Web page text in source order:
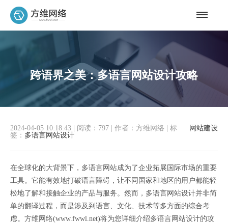
跨语界之美：多语言网站设计攻略
网站建设
2024-04-05 10:18:43 阅读：797 作者：方维网络
标
签： 多语言网站设计
在全球化的大背景下，多语言网站成为了企业拓展国际市场的重要
工具。它能有效地打破语言障碍，让不同国家和地区的用户都能轻
松地了解和接触企业的产品与服务。然而，多语言网站设计并非简
单的翻译过程，而是涉及到语言、文化、技术等多方面的综合考
虑。方维网络(www.fwwl.net)将为您详细介绍多语言网站设计的攻